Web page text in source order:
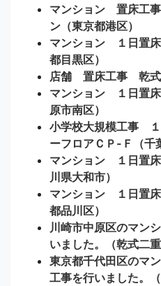
マンション 置床工
ン（東京都港区）
マンション １日置
都目黒区）
店舗 置床工事 乾式
マンション １日置
原市南区）
小学校大規模工事
ーフロアＣＰ-Ｆ（千
マンション １日置
川県大和市）
マンション １日置
都品川区）
川崎市中原区のマン
いました。（乾式二
東京都千代田区のマ
工事を行いました。